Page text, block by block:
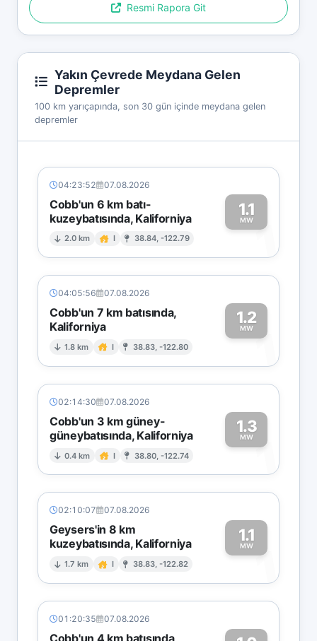
Resmi Rapora Git
Yakın Çevrede Meydana Gelen
Depremler
100 km yarıçapında, son 30 gün içinde meydana gelen
depremler
04:23:52 07.08.2026
Cobb'un 6 km batı-
kuzeybatısında, Kaliforniya
2.0 km I 38.84, -122.79
1.1
MW1
04:05:56 07.08.2026
Cobb'un 7 km batısında,
Kaliforniya
1.8 km I 38.83, -122.80
1.2
MW1
02:14:30 07.08.2026
Cobb'un 3 km güney-
güneybatısında, Kaliforniya
0.4 km I 38.80, -122.74
1.3
MW1
02:10:07 07.08.2026
Geysers'in 8 km
kuzeybatısında, Kaliforniya
1.7 km I 38.83, -122.82
1.1
MW1
01:20:35 07.08.2026
Cobb'un 4 km batısında,